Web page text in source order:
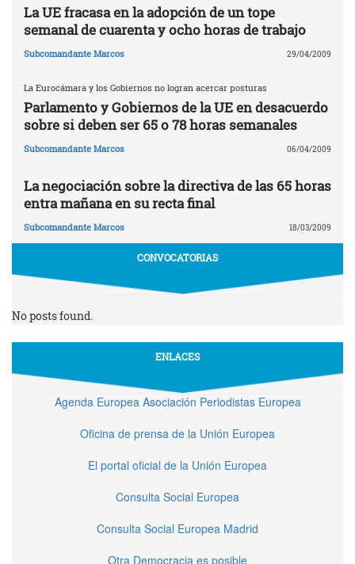
La UE fracasa en la adopción de un tope
semanal de cuarenta y ocho horas de trabajo
Subcomandante Marcos 29/04/2009
La Eurocámara y los Gobiernos no logran acercar posturas
Parlamento y Gobiernos de la UE en desacuerdo
sobre si deben ser 65 o 78 horas semanales
Subcomandante Marcos 06/04/2009
La negociación sobre la directiva de las 65 horas
entra mañana en su recta final
Subcomandante Marcos 18/03/2009
CONVOCATORIAS
No posts found.
ENLACES
Agenda Europea Asociación Periodistas Europea
Oficina de prensa de la Unión Europea
El portal oficial de la Unión Europea
Consulta Social Europea
Consulta Social Europea Madrid
Otra Democracia es posible